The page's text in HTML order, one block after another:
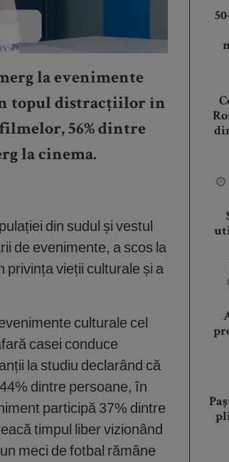
la evenimente
topul distracțiilor în
56% dintre
la cinema.
din sudul și vestul
de evenimente, a scos la
privința vieții culturale și a
culturale cel
casei conduce
la studiu declarând că
dintre persoane, în
participă 37% dintre
timpul liber vizionând
meci de fotbal rămâne